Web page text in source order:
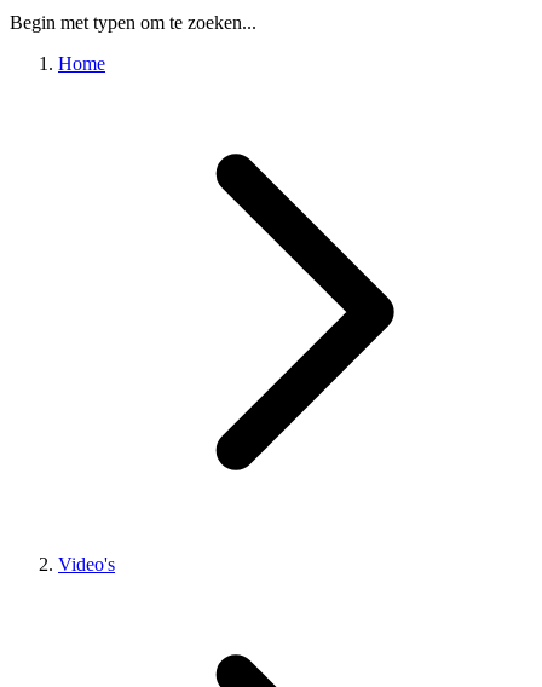
Begin met typen om te zoeken...
Home
Video's